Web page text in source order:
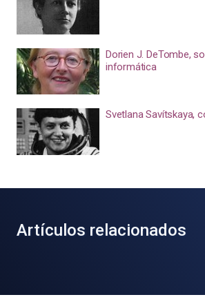
Dorien J. DeTombe,
informática
Svetlana Savítskaya,
Artículos relacionados